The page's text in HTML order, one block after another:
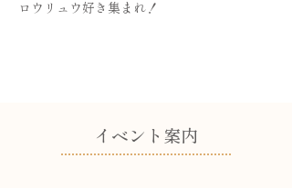
ロウリュウ好き集まれ！
​イベント案内